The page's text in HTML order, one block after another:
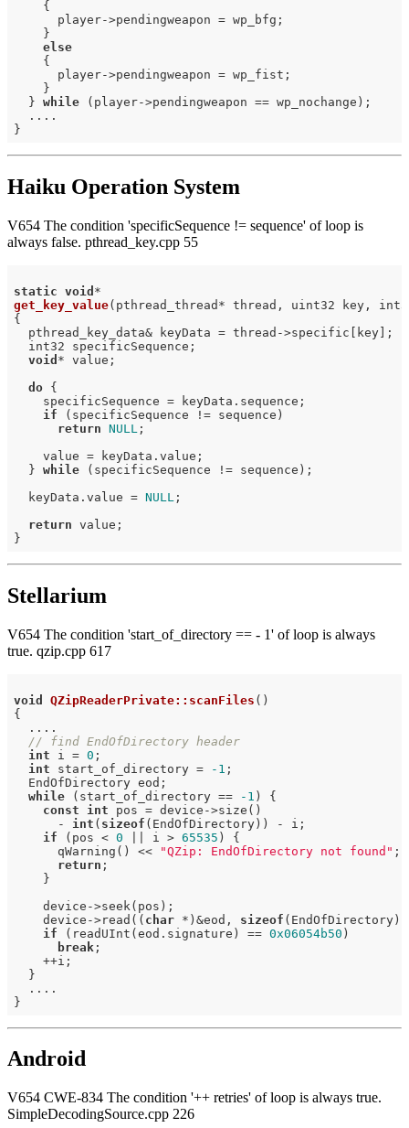
    {
      player->pendingweapon = wp_bfg;
    }
else
    {
      player->pendingweapon = wp_fist;
    }
  }
while (player->pendingweapon == wp_nochange);
  ....
Haiku Operation System
V654 The condition 'specificSequence != sequence' of loop is
always false. pthread_key.cpp 55
static void
get_key_value(pthread_thread* thread, uint32 key,
{
  pthread_key_data& keyData = thread->specific[key];
  int32 specificSequence;
void * value;
do {
    specificSequence = keyData.sequence;
if (specificSequence != sequence)
return NULL;
    value = keyData.value;
  }
while (specificSequence != sequence);
  keyData.value =
NULL;
return value;
Stellarium
V654 The condition 'start_of_directory == - 1' of loop is always
true. qzip.cpp 617
void QZipReaderPrivate::scanFiles ()
{
  ....
// find EndOfDirectory header
int i = 0 ;
int start_of_directory = -1 ;
  EndOfDirectory eod;
while (start_of_directory == -1 ) {
const
int pos = device->size()
      -
int ( sizeof (EndOfDirectory)) - i;
if (pos < 0 || i > 65535 ) {
      qWarning() <<
"QZip: EndOfDirectory not found" ;
return ;
    }
    device->seek(pos);
    device->read((
char *)&eod, sizeof
if (readUInt(eod.signature) == 0x06054b50 )
break;
    ++i;
  }
  ....
Android
V654 CWE-834 The condition '++ retries' of loop is always true.
SimpleDecodingSource.cpp 226